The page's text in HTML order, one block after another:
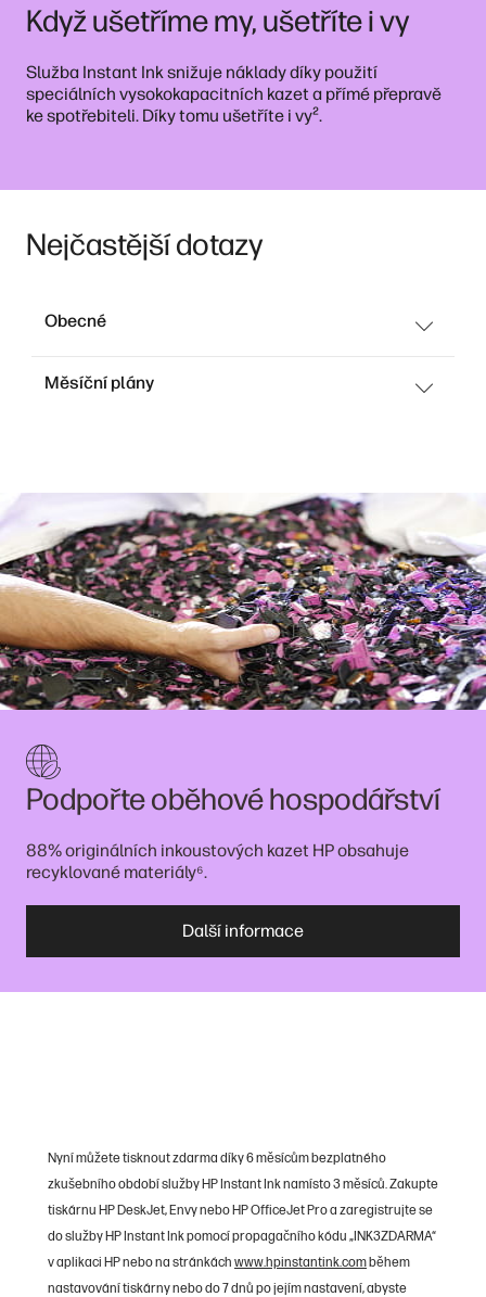
Když ušetříme my, ušetříte i vy
Služba Instant Ink snižuje náklady díky použití
speciálních vysokokapacitních kazet a přímé přepravě
ke spotřebiteli. Díky tomu ušetříte i vy².
Nejčastější dotazy
Obecné
Měsíční plány
Podpořte oběhové hospodářství
88% originálních inkoustových kazet HP obsahuje
recyklované materiály⁶.
Další informace
Nyní můžete tisknout zdarma díky 6 měsícům bezplatného
zkušebního období služby HP Instant Ink namísto 3 měsíců. Zakupte
tiskárnu HP DeskJet, Envy nebo HP OfficeJet Pro a zaregistrujte se
do služby HP Instant Ink pomocí propagačního kódu „INK3ZDARMA“
v aplikaci HP nebo na stránkáchwww.hpinstantink.comběhem
nastavování tiskárny nebo do 7 dnů po jejím nastavení, abyste